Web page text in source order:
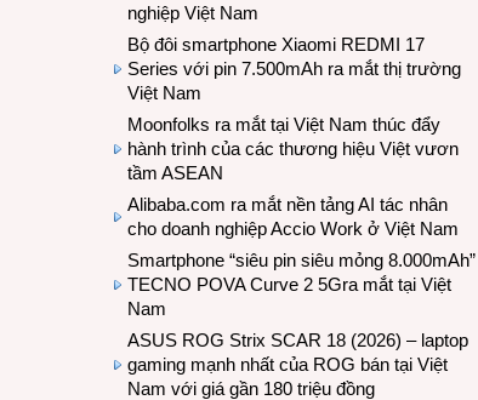
nghiệp Việt Nam
Bộ đôi smartphone Xiaomi REDMI 17
Series với pin 7.500mAh ra mắt thị trường
Việt Nam
Moonfolks ra mắt tại Việt Nam thúc đẩy
hành trình của các thương hiệu Việt vươn
tầm ASEAN
Alibaba.com ra mắt nền tảng AI tác nhân
cho doanh nghiệp Accio Work ở Việt Nam
Smartphone “siêu pin siêu mỏng 8.000mAh”
TECNO POVA Curve 2 5Gra mắt tại Việt
Nam
ASUS ROG Strix SCAR 18 (2026) – laptop
gaming mạnh nhất của ROG bán tại Việt
Nam với giá gần 180 triệu đồng